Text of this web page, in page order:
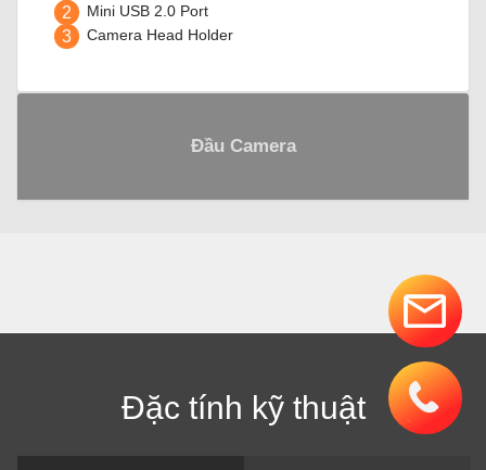
2 Mini USB 2.0 Port
3 Camera Head Holder
Đầu Camera
Đặc tính kỹ thuật